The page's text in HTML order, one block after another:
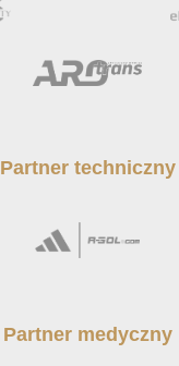
Partner techniczny
Partner medyczny